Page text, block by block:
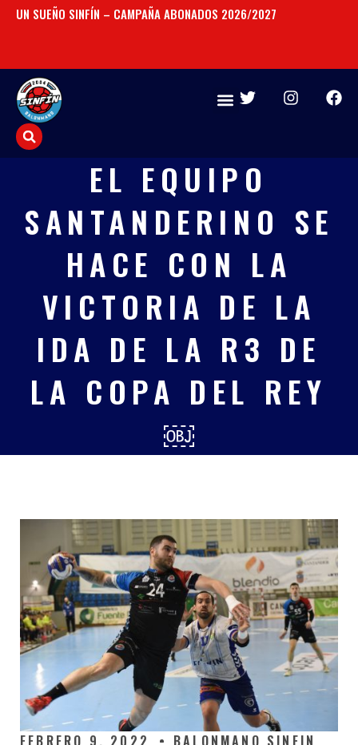
UN SUEÑO SINFÍN – CAMPAÑA ABONADOS 2026/2027
T
t
e
r
I
a
a
m
F
b
EL EQUIPO
SANTANDERINO SE
HACE CON LA
VICTORIA DE LA
IDA DE LA R3 DE
LA COPA DEL REY
￼